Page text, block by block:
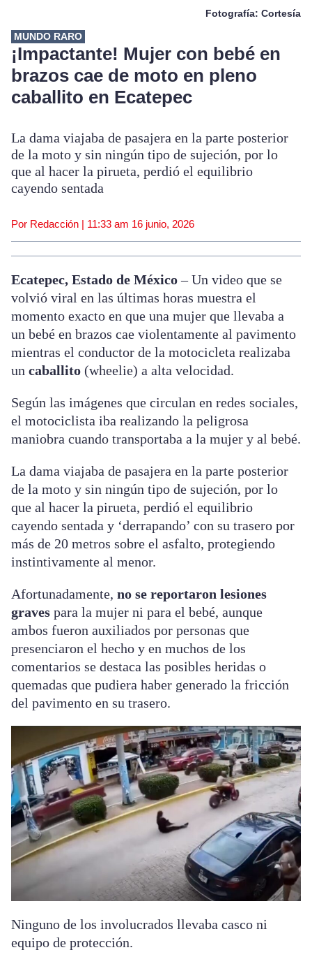
Fotografía: Cortesía
MUNDO RARO
¡Impactante! Mujer con bebé en
brazos cae de moto en pleno
caballito en Ecatepec
La dama viajaba de pasajera en la parte posterior
de la moto y sin ningún tipo de sujeción, por lo
que al hacer la pirueta, perdió el equilibrio
cayendo sentada
Por Redacción | 11:33 am 16 junio, 2026
Ecatepec, Estado de México– Un video que se
volvió viral en las últimas horas muestra el
momento exacto en que una mujer que llevaba a
un bebé en brazos cae violentamente al pavimento
mientras el conductor de la motocicleta realizaba
un caballito (wheelie) a alta velocidad.
Según las imágenes que circulan en redes sociales,
el motociclista iba realizando la peligrosa
maniobra cuando transportaba a la mujer y al bebé.
La dama viajaba de pasajera en la parte posterior
de la moto y sin ningún tipo de sujeción, por lo
que al hacer la pirueta, perdió el equilibrio
cayendo sentada y ‘derrapando’ con su trasero por
más de 20 metros sobre el asfalto, protegiendo
instintivamente al menor.
Afortunadamente, no se reportaron lesiones
graves para la mujer ni para el bebé, aunque
ambos fueron auxiliados por personas que
presenciaron el hecho y en muchos de los
comentarios se destaca las posibles heridas o
quemadas que pudiera haber generado la fricción
del pavimento en su trasero.
Ninguno de los involucrados llevaba casco ni
equipo de protección.